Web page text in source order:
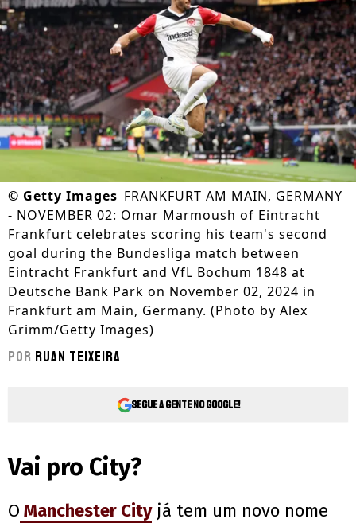
© Getty Images FRANKFURT AM MAIN, GERMANY
- NOVEMBER 02: Omar Marmoush of Eintracht
Frankfurt celebrates scoring his team's second
goal during the Bundesliga match between
Eintracht Frankfurt and VfL Bochum 1848 at
Deutsche Bank Park on November 02, 2024 in
Frankfurt am Main, Germany. (Photo by Alex
Grimm/Getty Images)
Por Ruan Teixeira
Segue a gente no Google!
Vai pro City?
O Manchester Cityjá tem um novo nome